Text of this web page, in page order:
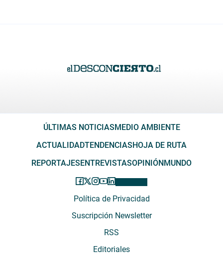
ÚLTIMAS NOTICIASMEDIO AMBIENTE
ACTUALIDADTENDENCIASHOJA DE RUTA
REPORTAJESENTREVISTASOPINIÓNMUNDO
Política de Privacidad
Suscripción Newsletter
RSS
Editoriales